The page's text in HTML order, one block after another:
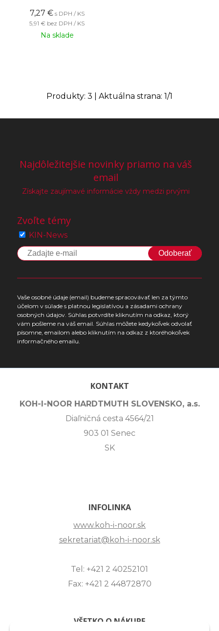
7,27 € s DPH / KS
5,91 € bez DPH / KS
Na sklade
Produkty: 3 | Aktuálna strana: 1/1
Najdôležitejšie novinky priamo na váš
email
Získajte zaujímavé informácie vždy medzi prvými
Zvoľte témy
KIN-News
Odoberať
Vaše osobné údaje (email) budeme spracovávať len za týmto
účelom v súlade s platnou legislatívou a zásadami ochrany
osobných údajov. Súhlas potvrdíte kliknutím na odkaz, ktorý
vám pošleme na váš email. Súhlas môžete kedykoľvek odvolať
písomne, emailom alebo kliknutím na odkaz z ktoréhokoľvek
informačného emailu.
KONTAKT
KOH-I-NOOR HARDTMUTH SLOVENSKO, a.s.
Diaľničná cesta 4564/21
903 01 Senec
SK
INFOLINKA
www.koh-i-noor.sk
sekretariat@koh-i-noor.sk
Tel: +421 2 40252101
Fax: +421 2 44872870
VŠETKO O NÁKUPE